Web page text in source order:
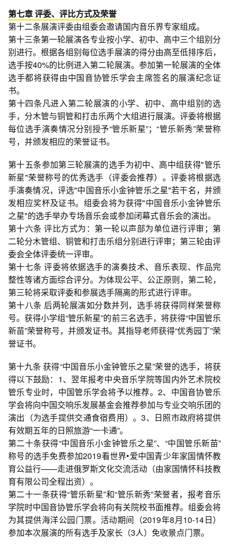
第七章 评委、评比方式及荣誉
第十二条展演评委由组委会邀请国内音乐界专家组成。
第十三条第一轮展演各专业按小学、初中、高中三个组别分
别进行。根据各组别每位选手展演的得分由高至低排序后，
选手按40%的比例进入第二轮展演。参加第一轮展演的全体
选手都将获得由中国音协管乐学会主席签名的展演纪念证
书。
第十四条凡进入第二轮展演的小学、初中、高中组别的选
手，分木管与铜管和打击乐两个大组进行展演。评委将根据
每位选手演奏情况分别授予“管乐新星”；“管乐新秀”荣誉称
号，并颁发相应的荣誉证书。
第十五条参加第三轮展演的选手为初中、高中组获得"管乐
新星"荣誉称号的优秀选手（评委会推荐）。评委将根据选
手演奏情况，评选"中国音乐小金钟管乐之星"若干名，并颁
发相应奖杯及证书。组委会将为获得"中国音乐小金钟管乐
之星"的选手举办专场音乐会或参加闭幕式音乐会的演出。
第十六条 评比方式为：第一轮以声部为单位进行评审；第
二轮分木管组、铜管和打击乐组分别进行评审；第三轮由评
委会全体评委统一评审。
第十七条 评委将依据选手的演奏技术、音乐表现、作品完
整性等诸方面综合评分。为体现公平、公正原则，第二轮，
第三轮将采取评委和参展选手隔离的形式进行评审。
第十八条 后两轮展演如分数并列，选手将获得同样荣誉称
号。获得小学组“管乐新星”的前三名选手，将获得“中国管乐
新苗”荣誉称号，并颁发证书。其指导老师获得“优秀园丁”荣
誉证书。
第十九条 获得“中国音乐小金钟管乐之星”荣誉的选手，将获
得以下鼓励：1、翌年报考中央音乐学院等国内外艺术院校
管乐专业时，中国管乐学会将予以推荐。2、中国音协管乐
学会将向中国交响乐发展基金会推荐参加与专业交响乐团的
演出（为选手提供交通食宿费用）。3、日照市政府将提供
有效期五年的日照旅游“一卡通”。
第二十条获得“中国音乐小金钟管乐之星”、“中国管乐新苗”
称号的选手免费参加2019看世界•爱中国青少年家国情怀教
育公益行——走进俄罗斯文化交流活动（由家国情怀科技教
育有限公司全程出资）。
第二十一条获得“管乐新星”和“管乐新秀”荣誉者，报考音乐
学院时中国音协管乐学会将向有关院校书面推荐。组委会将
为其提供海洋公园门票。活动期间（2019年8月10-14日）
参加本次展演的所有选手及家长（3人）免收景点门票。